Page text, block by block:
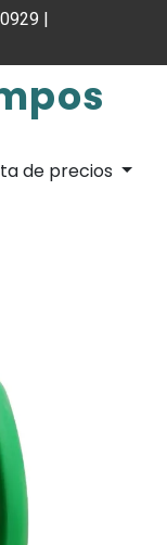
|
de precios